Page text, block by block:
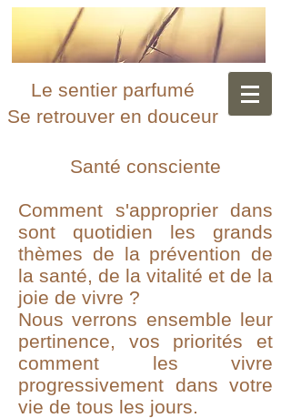
Le sentier parfumé
Se retrouver en douceur
Santé consciente
Comment s'approprier dans
sont quotidien les grands
thèmes de la prévention de
la santé, de la vitalité et de la
joie de vivre ?
Nous verrons ensemble leur
pertinence, vos priorités et
comment les vivre
progressivement dans votre
vie de tous les jours.